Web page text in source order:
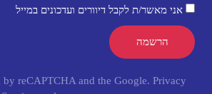
אני מאשר/ת לקבל דיוורים ועדכונים במייל
הרשמה
by reCAPTCHA and the Google. Privacy